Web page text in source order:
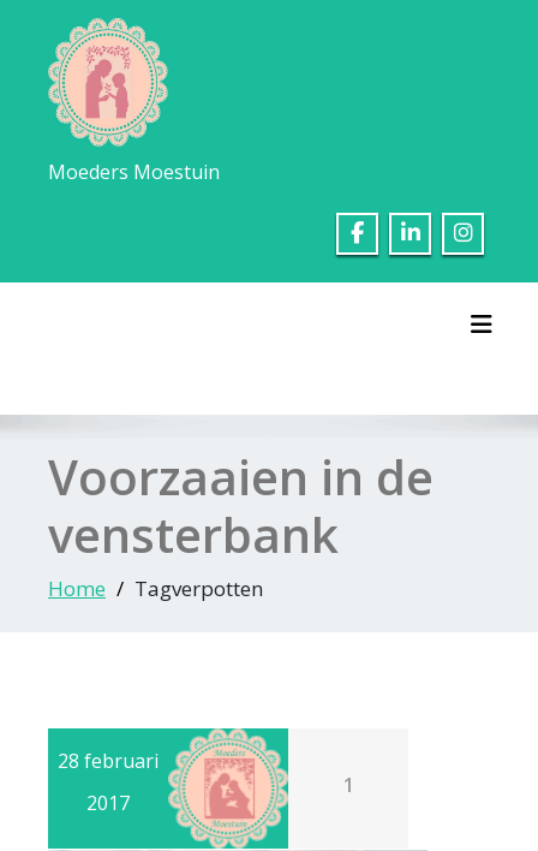
inhoud
Moeders Moestuin
Voorzaaien in de
vensterbank
Home Tagverpotten
28 februari
2017
1